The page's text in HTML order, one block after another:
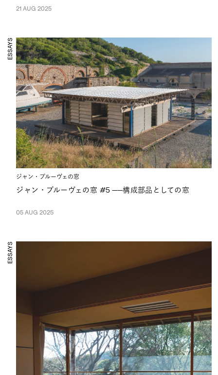
21 AUG 2025
ESSAYS
ジャン・プルーヴェの窓
ジャン・プルーヴェの窓 #5 ――構成部品としての窓
05 AUG 2025
ESSAYS